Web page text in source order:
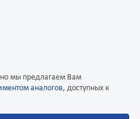
но мы предлагаем Вам
аналогов, доступных к